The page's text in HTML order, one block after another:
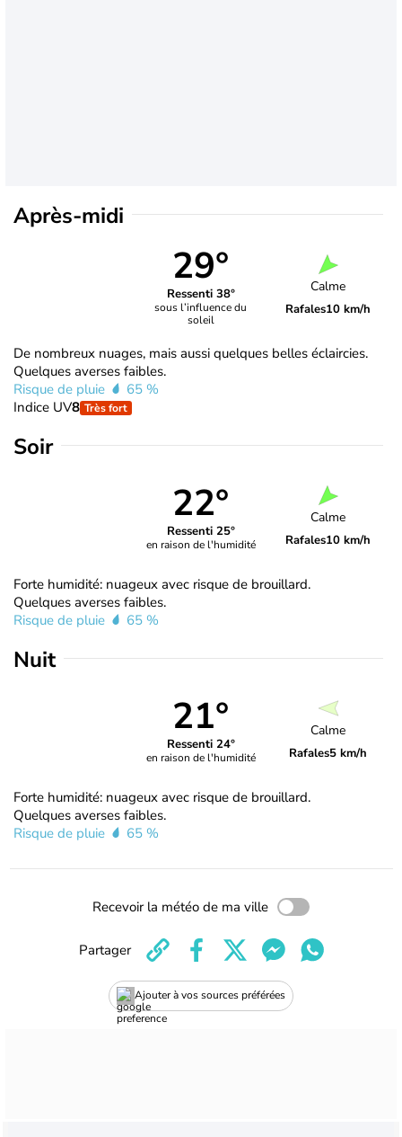
Après-midi
29°
Ressenti 38°
sous l’influence du
soleil
Calme
Rafales10 km/h
De nombreux nuages, mais aussi quelques belles éclaircies.
Quelques averses faibles.
Risque de pluie
65 %
Indice UV8 Très fort
Soir
22°
Ressenti 25°
en raison de l'humidité
Calme
Rafales10 km/h
Forte humidité: nuageux avec risque de brouillard.
Quelques averses faibles.
Risque de pluie
65 %
Nuit
21°
Ressenti 24°
en raison de l'humidité
Calme
Rafales5 km/h
Forte humidité: nuageux avec risque de brouillard.
Quelques averses faibles.
Risque de pluie
65 %
Recevoir la météo de ma ville
Ajouter à vos sources préférées
Partager